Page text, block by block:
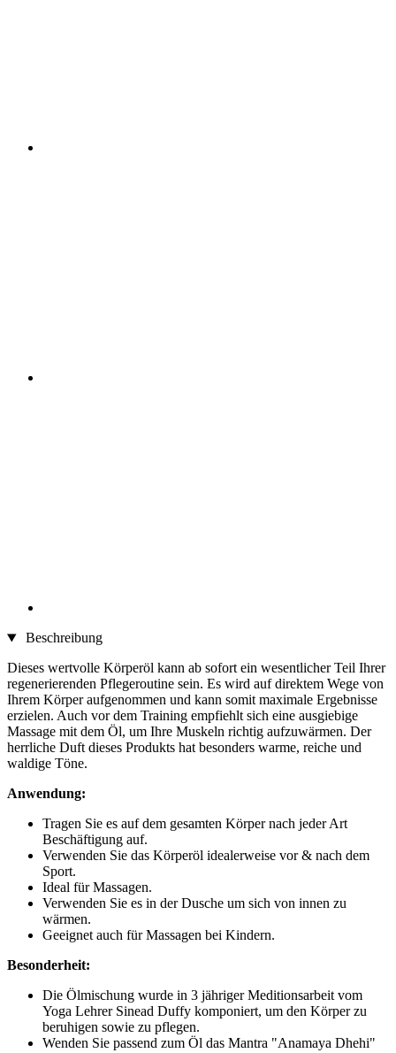
Beschreibung
Dieses wertvolle Körperöl kann ab sofort ein wesentlicher Teil Ihrer
regenerierenden Pflegeroutine sein. Es wird auf direktem Wege von
Ihrem Körper aufgenommen und kann somit maximale Ergebnisse
erzielen. Auch vor dem Training empfiehlt sich eine ausgiebige
Massage mit dem Öl, um Ihre Muskeln richtig aufzuwärmen. Der
herrliche Duft dieses Produkts hat besonders warme, reiche und
waldige Töne.
Anwendung:
Tragen Sie es auf dem gesamten Körper nach jeder Art
Beschäftigung auf.
Verwenden Sie das Körperöl idealerweise vor & nach dem
Sport.
Ideal für Massagen.
Verwenden Sie es in der Dusche um sich von innen zu
wärmen.
Geeignet auch für Massagen bei Kindern.
Besonderheit:
Die Ölmischung wurde in 3 jähriger Meditionsarbeit vom
Yoga Lehrer Sinead Duffy komponiert, um den Körper zu
beruhigen sowie zu pflegen.
Wenden Sie passend zum Öl das Mantra "Anamaya Dhehi"